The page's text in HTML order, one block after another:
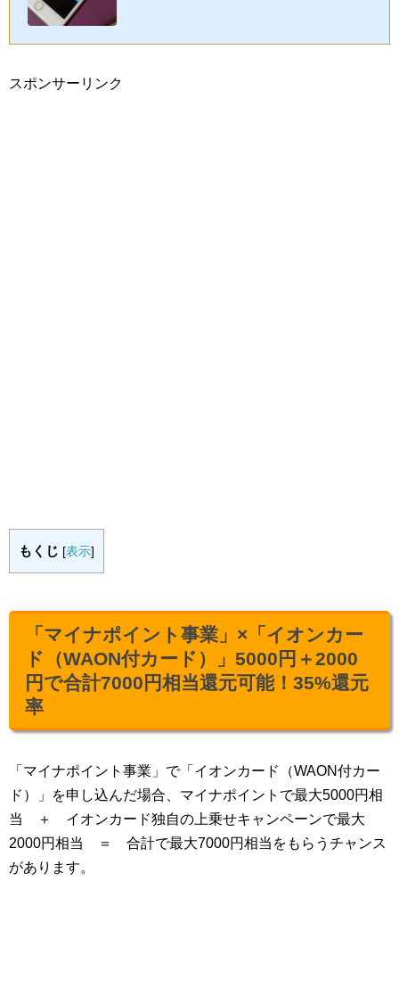
スポンサーリンク
もくじ [表示]
「マイナポイント事業」×「イオンカー
ド（WAON付カード）」5000円＋2000
円で合計7000円相当還元可能！35%還元
率
「マイナポイント事業」で「イオンカード（WAON付カー
ド）」を申し込んだ場合、マイナポイントで最大5000円相
当 ＋ イオンカード独自の上乗せキャンペーンで最大
2000円相当 ＝ 合計で最大7000円相当をもらうチャンス
があります。